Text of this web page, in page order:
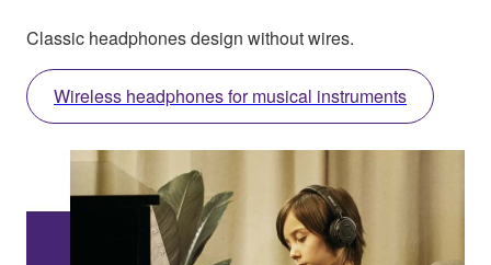
Classic headphones design without wires.
Wireless headphones for musical instruments